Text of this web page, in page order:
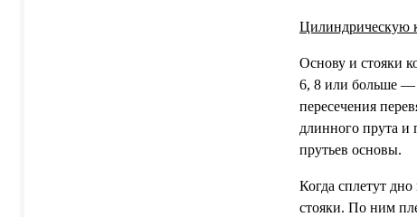
Цилиндрическую
Основу и стояки
6, 8 или больше —
пересечения
длинного прута и
прутьев основы.
Когда сплетут
стояки. По ним